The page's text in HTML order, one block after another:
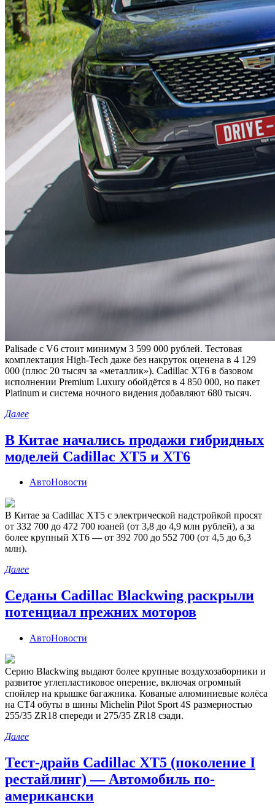
Palisade с V6 стоит минимум 3 599 000 рублей. Тестовая
комплектация High-Tech даже без накруток оценена в 4 129
000 (плюс 20 тысяч за «металлик»). Cadillac XT6 в базовом
исполнении Premium Luxury обойдётся в 4 850 000, но пакет
Platinum и система ночного видения добавляют 680 тысяч.
Далее
В Китае начались продажи гибридных
моделей Cadillac XT5 и XT6
АвтоНовости
В Китае за Cadillac XT5 с электрической надстройкой просят
от 332 700 до 472 700 юаней (от 3,8 до 4,9 млн рублей), а за
более крупный XT6 — от 392 700 до 552 700 (от 4,5 до 6,3
млн).
Далее
Седаны Cadillac Blackwing раскрыли
потенциал прежних моторов
АвтоНовости
Серию Blackwing выдают более крупные воздухозаборники и
развитое углепластиковое оперение, включая огромный
спойлер на крышке багажника. Кованые алюминиевые колёса
на CT4 обуты в шины Michelin Pilot Sport 4S размерностью
255/35 ZR18 спереди и 275/35 ZR18 сзади.
Далее
Тест-драйв Cadillac XT5 (поколение I
рестайлинг) — Автомобиль по-
американски